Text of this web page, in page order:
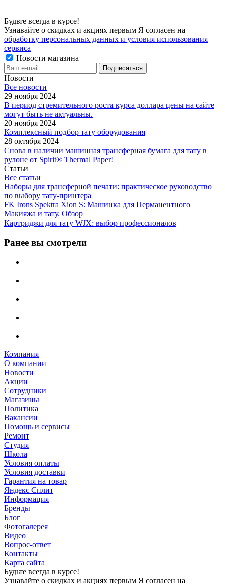
Будьте всегда в курсе!
Узнавайте о скидках и акциях первым Я согласен на
обработку персональных данных и условия использования
сервиса
Новости магазина
Новости
Все новости
29 ноября 2024
В период стремительного роста курса доллара цены на сайте
могут быть не актуальны.
20 ноября 2024
Комплексный подбор тату оборудования
28 октября 2024
Снова в наличии машинная трансферная бумага для тату в
рулоне от Spirit® Thermal Paper!
Статьи
Все статьи
Наборы для трансферной печати: практическое руководство
по выбору тату‑принтера
FK Irons Spektra Xion S: Машинка для Перманентного
Макияжа и тату. Обзор
Картриджи для тату WJX: выбор профессионалов
Ранее вы смотрели
Компания
О компании
Новости
Акции
Сотрудники
Магазины
Политика
Вакансии
Помощь и сервисы
Ремонт
Студия
Школа
Условия оплаты
Условия доставки
Гарантия на товар
Яндекс Сплит
Информация
Бренды
Блог
Фотогалерея
Видео
Вопрос-ответ
Контакты
Карта сайта
Будьте всегда в курсе!
Узнавайте о скидках и акциях первым Я согласен на